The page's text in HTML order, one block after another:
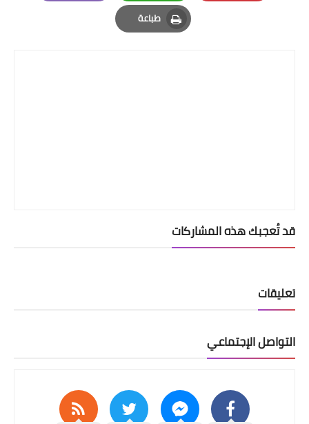
Pinterest
Whatsapp
Email
طباعة
Print
قد تُعجبك هذه المشاركات
تعليقات
التواصل الإجتماعي